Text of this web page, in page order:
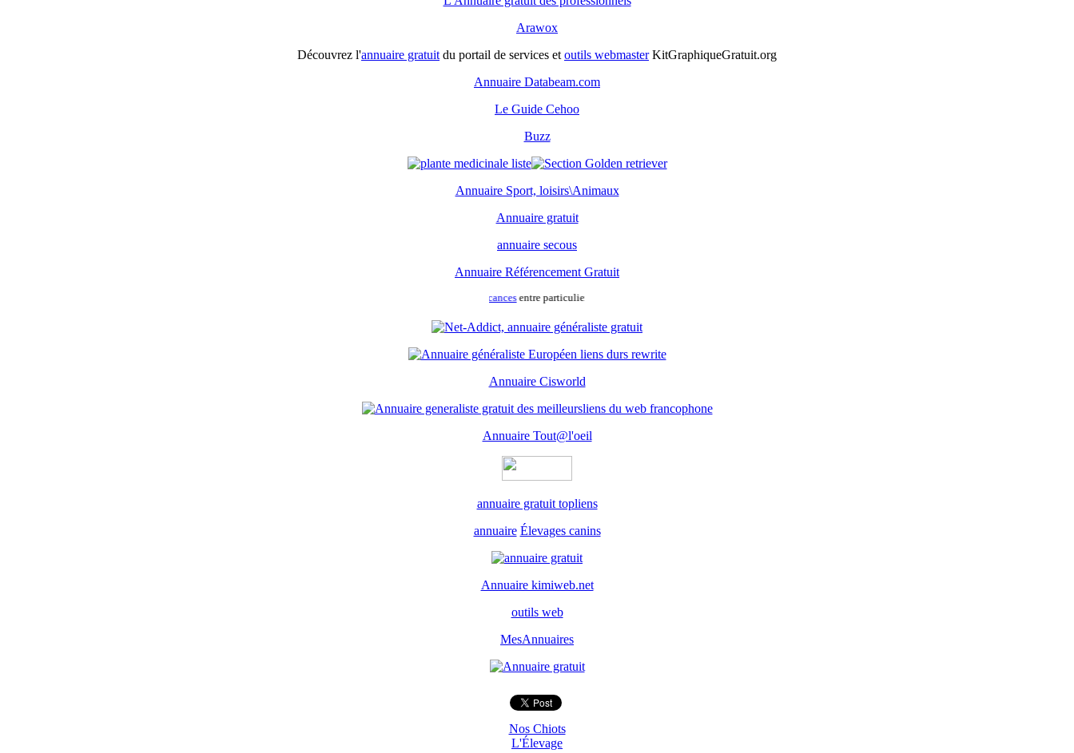
Arawox
Découvrez l'annuaire gratuit du portail de services et outils webmasterKitGraphiqueGratuit.org
Annuaire Databeam.com
Le Guide Cehoo
Buzz
Annuaire Sport, loisirs\Animaux
Annuaire gratuit
annuaire secous
Annuaire Référencement Gratuit
location vacancesentre particulier.Location de vacances
Annuaire Cisworld
Annuaire Tout@l'oeil
annuaire gratuit topliens
annuaire Élevages canins
Annuaire kimiweb.net
outils web
MesAnnuaires
Nos Chiots
L'Élevage